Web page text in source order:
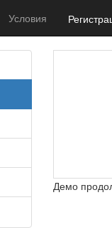
Условия
Демо